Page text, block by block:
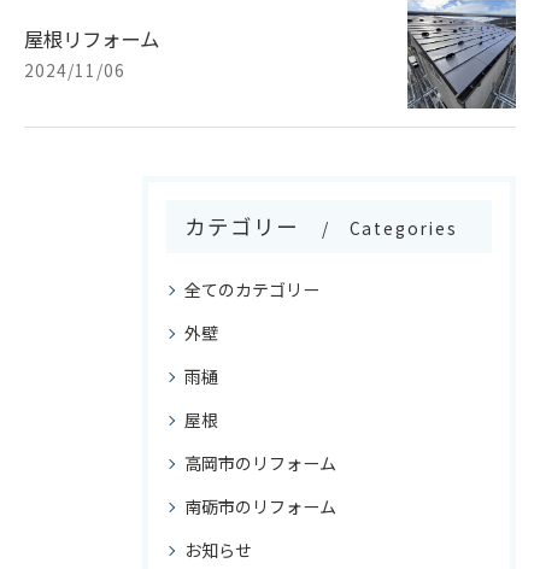
屋根リフォーム
2024/11/06
カテゴリー Categories
全てのカテゴリー
外壁
雨樋
屋根
高岡市のリフォーム
南砺市のリフォーム
お知らせ